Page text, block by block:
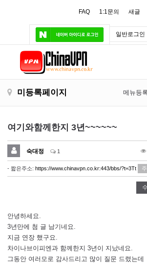
FAQ 1:1문의 새글
일반로그인
미등록페이지 메뉴등
여기와함께한지 3년~~~~~~
숙대정 1
- 짧은주소: https://www.chinavpn.co.kr:443/bbs/?t=3Tt
안녕하세요.
3년만에 첨 글 남기네요.
지금 연장 했구요.
차이나브이피엔과 함께한지 3년이 지났네요.
그동안 여러모로 감사드리고 많이 질문 드렸는데